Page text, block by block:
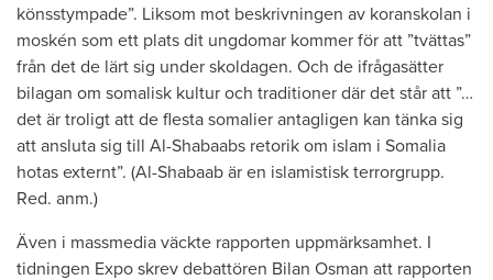
könsstympade”. Liksom mot beskrivningen av koranskolan i
moskén som ett plats dit ungdomar kommer för att ”tvättas”
från det de lärt sig under skoldagen. Och de ifrågasätter
bilagan om somalisk kultur och traditioner där det står att ”…
det är troligt att de flesta somalier antagligen kan tänka sig
att ansluta sig till Al-Shabaabs retorik om islam i Somalia
hotas externt”. (Al-Shabaab är en islamistisk terrorgrupp.
Red. anm.)
Även i massmedia väckte rapporten uppmärksamhet. I
tidningen Expo skrev debattören Bilan Osman att rapporten